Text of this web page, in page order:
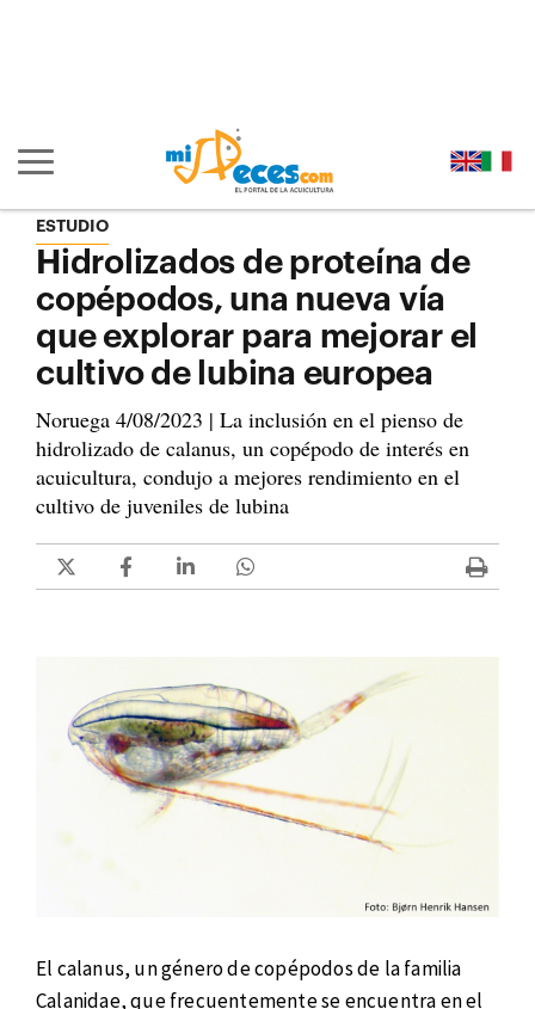
Mostrar/ocultar navegación principal
ESTUDIO
Hidrolizados de proteína de
copépodos, una nueva vía
que explorar para mejorar el
cultivo de lubina europea
Noruega 4/08/2023 | La inclusión en el pienso de
hidrolizado de calanus, un copépodo de interés en
acuicultura, condujo a mejores rendimiento en el
cultivo de juveniles de lubina
El calanus, un género de copépodos de la familia
Calanidae, que frecuentemente se encuentra en el